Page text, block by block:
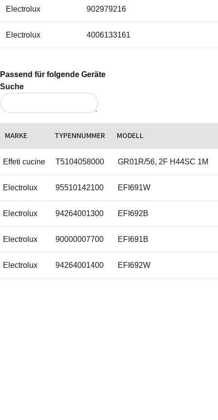
Electrolux 902979216
Electrolux 4006133161
Electrolux
Electrolux 9029792166
Electrolux 50237312009
Electrolux 50296054005
Electrolux 400613316/1
Electrolux 5023731200/9
Electrolux 5029605400/5
Electrolux 902 97 73-25/7
Passend für folgende Geräte
Suche
MARKE TYPENNUMMER MODELL
Effeti cucine T5104058000 GR01R/56, 2F H44SC 1M
Electrolux 95510142100 EFI691W
Electrolux 94264001300 EFI692B
Electrolux 90000007700 EFI691B
Electrolux 94264001400 EFI692W